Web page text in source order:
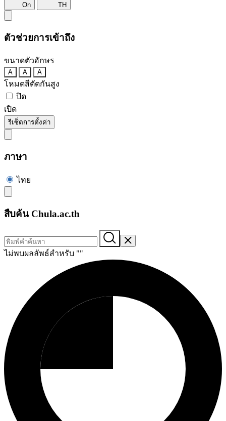
On TH
ตัวช่วยการเข้าถึง
ขนาดตัวอักษร
A A A
โหมดสีตัดกันสูง
ปิด
เปิด
รีเซ็ตการตั้งค่า
ภาษา
ไทย
สืบค้น Chula.ac.th
ไม่พบผลลัพธ์สำหรับ ""